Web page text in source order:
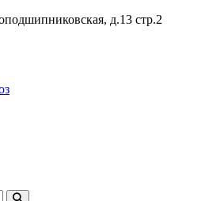
д.13 стр.2